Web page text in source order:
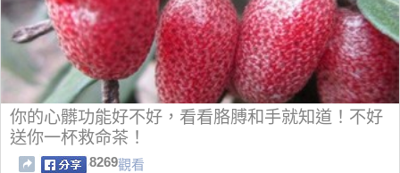
你的心髒功能好不好，看看胳膊和手就知道！不好
送你一杯救命茶！
8269觀看